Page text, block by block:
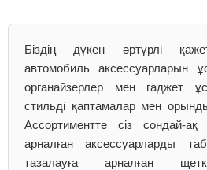
Біздің дүкен әртүрлі
автомобиль аксессуарларын
органайзерлер мен гаджет
стильді қаптамалар мен
Ассортиментте сіз сондай-ақ
арналған аксессуарларды
тазалауға арналған